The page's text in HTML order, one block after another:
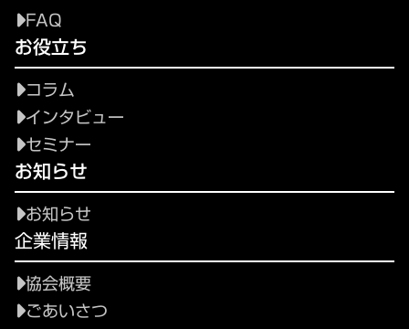
FAQ
お役立ち
コラム
インタビュー
セミナー
お知らせ
お知らせ
企業情報
協会概要
ごあいさつ